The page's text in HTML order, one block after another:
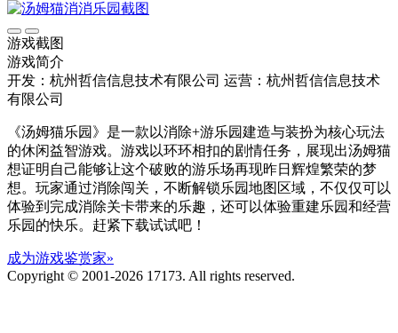
游戏截图
游戏简介
开发：杭州哲信信息技术有限公司 运营：杭州哲信信息技术
有限公司
《汤姆猫乐园》是一款以消除+游乐园建造与装扮为核心玩法
的休闲益智游戏。游戏以环环相扣的剧情任务，展现出汤姆猫
想证明自己能够让这个破败的游乐场再现昨日辉煌繁荣的梦
想。玩家通过消除闯关，不断解锁乐园地图区域，不仅仅可以
体验到完成消除关卡带来的乐趣，还可以体验重建乐园和经营
乐园的快乐。赶紧下载试试吧！
成为游戏鉴赏家»
Copyright © 2001-2026 17173. All rights reserved.